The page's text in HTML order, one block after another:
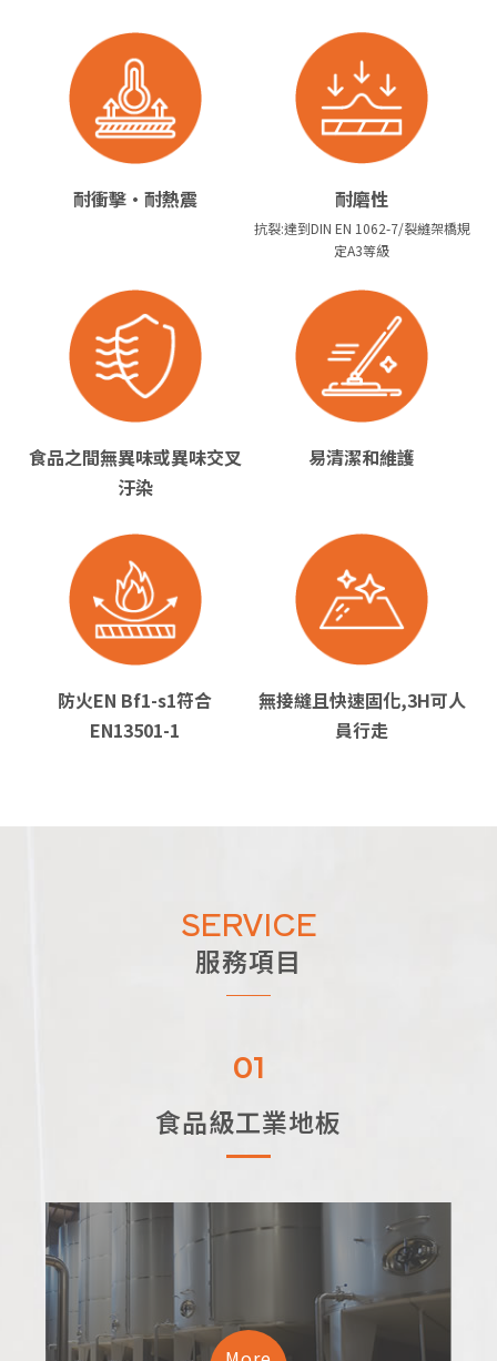
耐衝擊·耐熱震 耐磨性
抗裂:達到DIN EN 1062-7/裂縫架橋規
定A3等級
食品之間無異味或異味交叉
汙染
易清潔和維護
防火EN Bf1-s1符合
EN13501-1
無接縫且快速固化,3H可人
員行走
SERVICE
服務項目
01
食品級工業地板